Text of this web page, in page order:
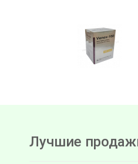
Лучшие